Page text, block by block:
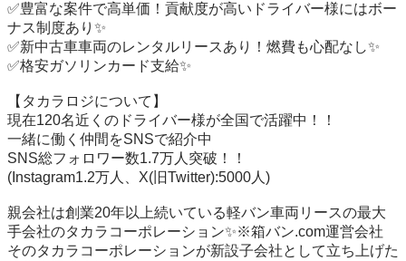
✅豊富な案件で高単価！貢献度が高いドライバー様にはボー
ナス制度あり✨
✅新中古車車両のレンタルリースあり！燃費も心配なし✨
✅格安ガソリンカード支給✨
【タカラロジについて】
現在120名近くのドライバー様が全国で活躍中！！
一緒に働く仲間をSNSで紹介中
SNS総フォロワー数1.7万人突破！！
(Instagram1.2万人、X(旧Twitter):5000人)
親会社は創業20年以上続いている軽バン車両リースの最大
手会社のタカラコーポレーション✨※箱バン.com運営会社
そのタカラコーポレーションが新設子会社として立ち上げた